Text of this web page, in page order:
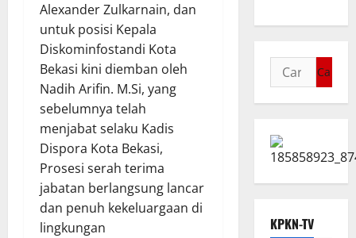
Alexander Zulkarnain, dan
untuk posisi Kepala
Diskominfostandi Kota
Bekasi kini diemban oleh
Nadih Arifin. M.Si, yang
sebelumnya telah
menjabat selaku Kadis
Dispora Kota Bekasi,
Prosesi serah terima
jabatan berlangsung lancar
dan penuh kekeluargaan di
lingkungan
KPKN-TV